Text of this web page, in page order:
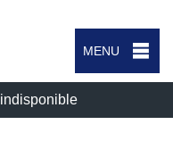
MENU
indisponible